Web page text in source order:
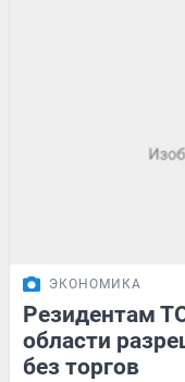
ЭКОНОМИКА
Резидентам
области
без торгов